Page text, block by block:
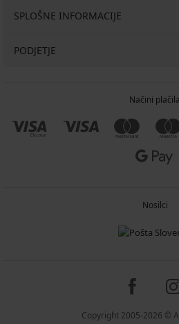
SPLOŠNE INFORMACIJE
PODJETJE
Načini plačila
Nosilci
Copyright 2005-2026 ©